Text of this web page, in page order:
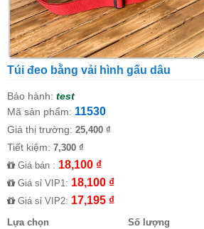
Túi đeo bằng vải hình gấu dâu
Bảo hành: test
Mã sản phẩm: 11530
Giá thị trường: 25,400 ₫
Tiết kiệm: 7,300 ₫
Giá bán : 18,100 ₫
Giá sỉ VIP1: 18,100 ₫
Giá sỉ VIP2: 17,195 ₫
Lựa chọn Số lượng